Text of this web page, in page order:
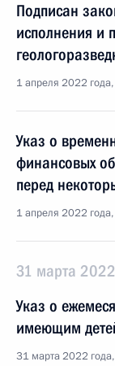
Подписан
исполнения и
1 апреля 2022
Указ о
финансовых
перед
1 апреля 2022
31 марта 2022
Указ о
имеющим
31 марта 2022